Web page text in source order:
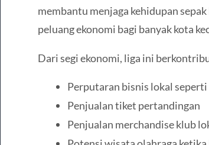
membantu menjaga kehidupan
peluang ekonomi bagi banyak kota
Dari segi ekonomi, liga ini
Perputaran bisnis lokal
Penjualan tiket pertandingan
Penjualan merchandise klub